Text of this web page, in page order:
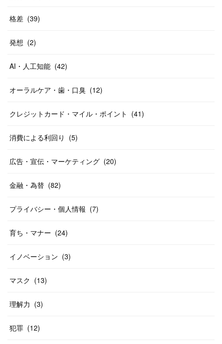
格差 (39)
発想 (2)
AI・人工知能 (42)
オーラルケア・歯・口臭 (12)
クレジットカード・マイル・ポイント (41)
消費による利回り (5)
広告・宣伝・マーケティング (20)
金融・為替 (82)
プライバシー・個人情報 (7)
育ち・マナー (24)
イノベーション (3)
マスク (13)
理解力 (3)
犯罪 (12)